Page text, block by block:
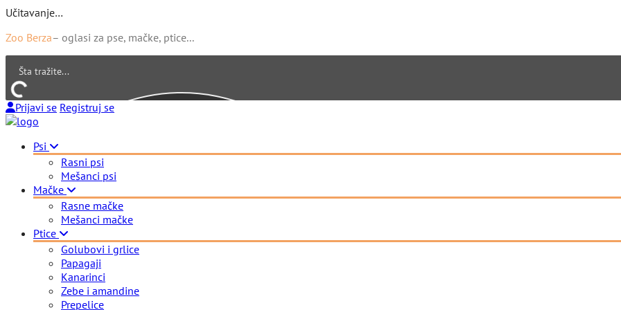
Učitavanje…
Zoo Berza– oglasi za pse, mačke, ptice...
Prijavi se Registruj se
Psi
Rasni psi
Mešanci psi
Mačke
Rasne mačke
Mešanci mačke
Ptice
Golubovi i grlice
Papagaji
Kanarinci
Zebe i amandine
Prepelice